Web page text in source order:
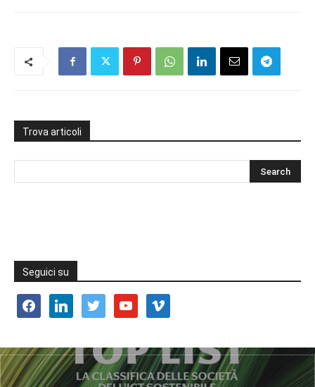
Trova articoli
Seguici su
facebooklinkedin twitter youtube vimeo